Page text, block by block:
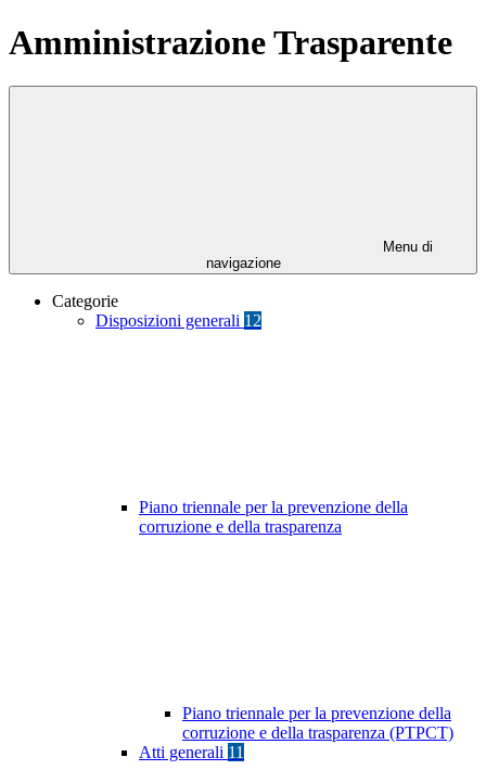
Amministrazione Trasparente
Menu di
navigazione
Categorie
Disposizioni generali 12
Piano triennale per la prevenzione della
corruzione e della trasparenza
Piano triennale per la prevenzione della
corruzione e della trasparenza (PTPCT)
Atti generali 11